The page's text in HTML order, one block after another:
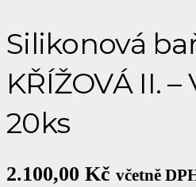
Silikonová
KŘÍŽOVÁ II. –
20ks
2.100,00 Kč včetně